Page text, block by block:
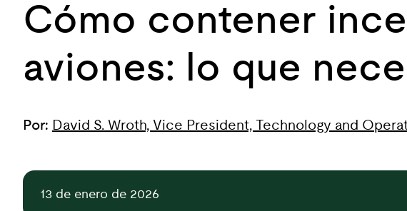
Cómo contener
aviones: lo que
Por: David S. Wroth, Vice President, Technology and
13 de enero de 2026